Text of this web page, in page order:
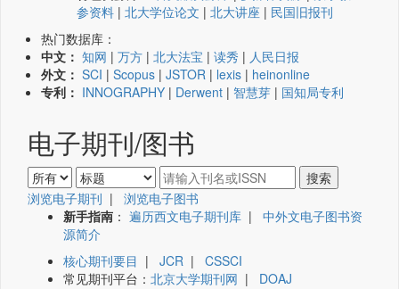
参资料 | 北大学位论文 | 北大讲座 | 民国旧报刊
热门数据库：
中文： 知网 | 万方 | 北大法宝 | 读秀 | 人民日报
外文： SCI | Scopus | JSTOR | lexis | heinonline
专利： INNOGRAPHY | Derwent | 智慧芽 | 国知局专利
电子期刊/图书
浏览电子期刊 | 浏览电子图书
新手指南 ： 遍历西文电子期刊库 | 中外文电子图书资
源简介
核心期刊要目 | JCR | CSSCI
常见期刊平台： 北京大学期刊网 | DOAJ